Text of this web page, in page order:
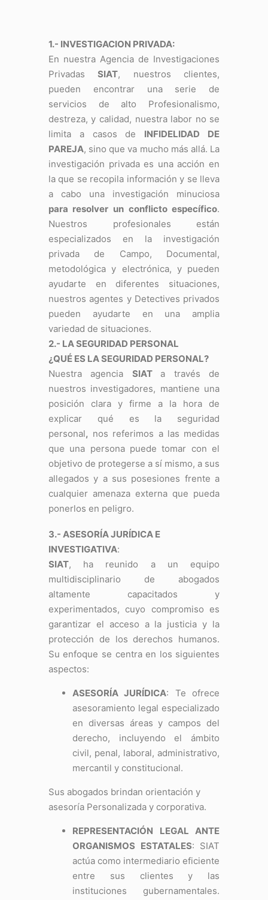
1.- INVESTIGACION PRIVADA:
En nuestra Agencia de Investigaciones
PrivadasSIAT, nuestros clientes,
pueden encontrar una serie de
servicios de alto Profesionalismo,
destreza, y calidad, nuestra labor no se
limita a casos de INFIDELIDAD DE
PAREJA, sino que va mucho más allá. La
investigación privada es una acción en
la que se recopila información y se lleva
a cabo una investigación minuciosa
para resolver un conflicto específico.
Nuestros profesionales están
especializados en la investigación
privada de Campo, Documental,
metodológica y electrónica, y pueden
ayudarte en diferentes situaciones,
nuestros agentes y Detectives privados
pueden ayudarte en una amplia
variedad de situaciones.
2.- LA SEGURIDAD PERSONAL
¿QUÉ ES LA SEGURIDAD PERSONAL?
Nuestra agencia SIAT a través de
nuestros investigadores, mantiene una
posición clara y firme a la hora de
explicar qué es la seguridad
personal, nos referimos a las medidas
que una persona puede tomar con el
objetivo de protegerse a sí mismo, a sus
allegados y a sus posesiones frente a
cualquier amenaza externa que pueda
ponerlos en peligro.
3.- ASESORÍA JURÍDICA E
INVESTIGATIVA:
SIAT, ha reunido a un equipo
multidisciplinario de abogados
altamente capacitados y
experimentados, cuyo compromiso es
garantizar el acceso a la justicia y la
protección de los derechos humanos.
Su enfoque se centra en los siguientes
aspectos:
ASESORÍA JURÍDICA: Te ofrece
asesoramiento legal especializado
en diversas áreas y campos del
derecho, incluyendo el ámbito
civil, penal, laboral, administrativo,
mercantil y constitucional.
Sus abogados brindan orientación y
asesoría Personalizada y corporativa.
REPRESENTACIÓN LEGAL ANTE
ORGANISMOS ESTATALES: SIAT
actúa como intermediario eficiente
entre sus clientes y las
instituciones gubernamentales.